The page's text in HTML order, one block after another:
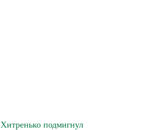
Хитренько подмигнул